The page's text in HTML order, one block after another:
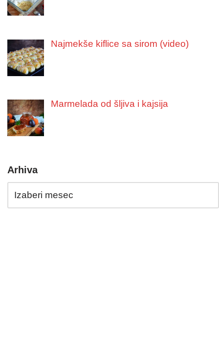
Najmekše kiflice sa sirom (video)
Marmelada od šljiva i kajsija
Arhiva